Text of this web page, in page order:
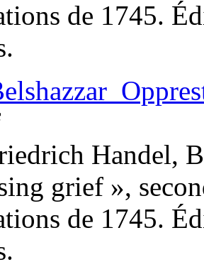
de 1745.
Handel,
grief »,
de 1745.